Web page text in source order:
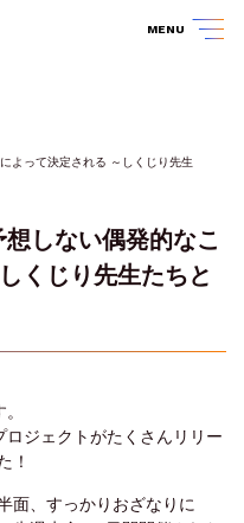
MENU
よって決定される ～しくじり先生
しない偶発的なこ
くじり先生たちと
ジェクトがたくさんリリー
！
面、すっかりおざなりに